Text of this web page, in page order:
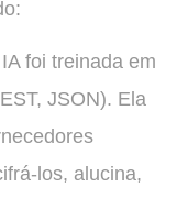
foi treinada em
JSON). Ela
los, alucina,